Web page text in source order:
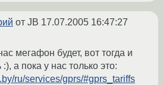
от JB 17.07.2005 16:47:27
мегафон будет, вот тогда и
а пока у нас только это:
ru/services/gprs/#gprs_tariffs